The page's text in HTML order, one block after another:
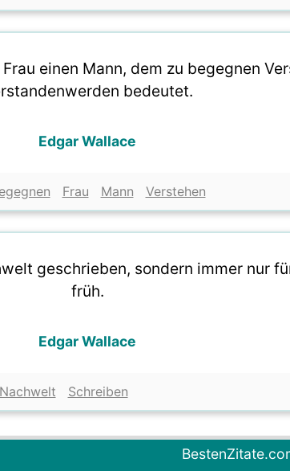
einen Mann, dem zu begegnen
bedeutet.
Edgar Wallace
Frau Mann Verstehen
geschrieben, sondern immer nur
früh.
Edgar Wallace
Nachwelt Schreiben